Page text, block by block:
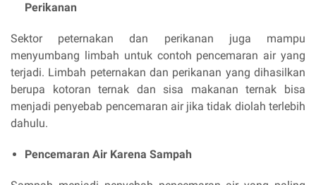
Perikanan
Sektor peternakan dan perikanan juga mampu
menyumbang limbah untuk contoh pencemaran air yang
terjadi. Limbah peternakan dan perikanan yang dihasilkan
berupa kotoran ternak dan sisa makanan ternak bisa
menjadi penyebab pencemaran air jika tidak diolah terlebih
dahulu.
Pencemaran Air Karena Sampah